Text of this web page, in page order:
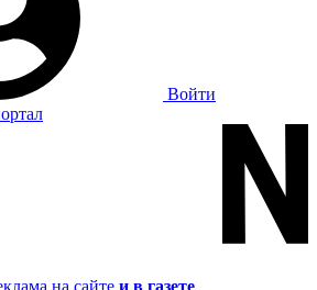
Войти
на сайте и в газете